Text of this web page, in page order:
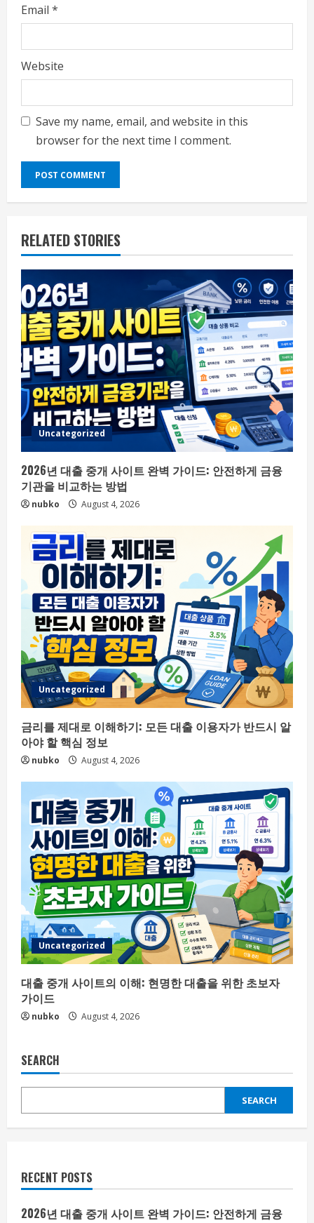
Email *
Website
Save my name, email, and website in this
browser for the next time I comment.
RELATED STORIES
Uncategorized
2026년 대출 중개 사이트 완벽 가이드: 안전하게 금융
기관을 비교하는 방법
nubko August 4, 2026
Uncategorized
금리를 제대로 이해하기: 모든 대출 이용자가 반드시 알
아야 할 핵심 정보
nubko August 4, 2026
Uncategorized
대출 중개 사이트의 이해: 현명한 대출을 위한 초보자
가이드
nubko August 4, 2026
SEARCH
SEARCH
RECENT POSTS
2026년 대출 중개 사이트 완벽 가이드: 안전하게 금융